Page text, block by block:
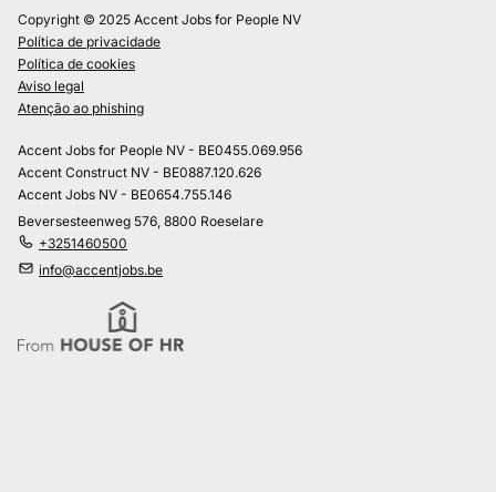
Copyright © 2025 Accent Jobs for People NV
Política de privacidade
Política de cookies
Aviso legal
Atenção ao phishing
Accent Jobs for People NV - BE0455.069.956
Accent Construct NV - BE0887.120.626
Accent Jobs NV - BE0654.755.146
Beversesteenweg 576, 8800 Roeselare
+3251460500
info@accentjobs.be